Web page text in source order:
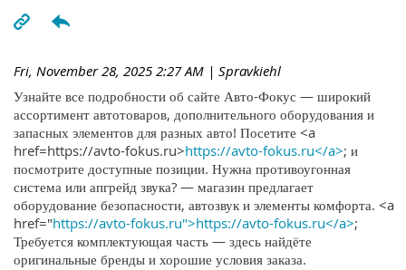
Fri, November 28, 2025 2:27 AM | Spravkiehl
Узнайте все подробности об сайте Авто-Фокус — широкий
ассортимент автотоваров, дополнительного оборудования и
запасных элементов для разных авто! Посетите <a
href=https://avto-fokus.ru>https://avto-fokus.ru</a>; и
посмотрите доступные позиции. Нужна противоугонная
система или апгрейд звука? — магазин предлагает
оборудование безопасности, автозвук и элементы комфорта. <a
href="https://avto-fokus.ru">https://avto-fokus.ru</a>;
Требуется комплектующая часть — здесь найдёте
оригинальные бренды и хорошие условия заказа.